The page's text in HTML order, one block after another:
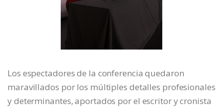
Los espectadores de la conferencia quedaron
maravillados por los múltiples detalles profesionales
y determinantes, aportados por el escritor y cronista